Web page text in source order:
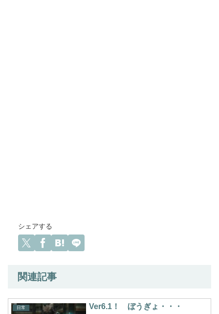
シェアする
関連記事
日常 Ver6.1！ ぼうぎょ・・・